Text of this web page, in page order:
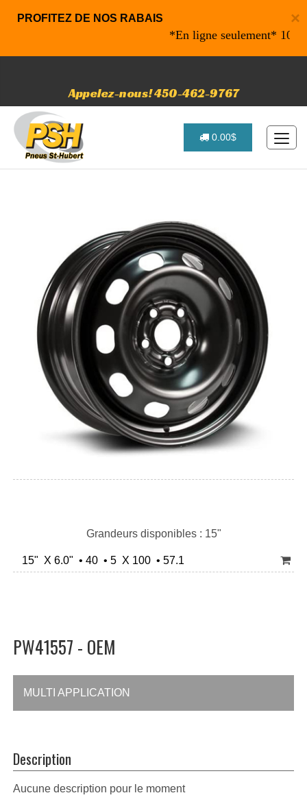
×
PROFITEZ DE NOS RABAIS
*En ligne seulement* 10%
Appelez-nous! 450-462-9767
0.00$
Grandeurs disponibles : 15"
15" X 6.0" • 40 • 5 X 100 • 57.1
PW41557 - OEM
MULTI APPLICATION
Description
Aucune description pour le moment